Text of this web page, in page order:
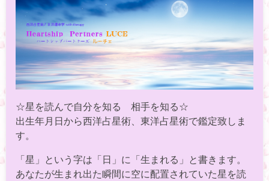
☆星を読んで自分を知る 相手を知る☆
出生年月日から西洋占星術、東洋占星術で鑑定致しま
す。
「星」という字は「日」に「生まれる」と書きます。
あなたが生まれ出た瞬間に空に配置されていた星を読